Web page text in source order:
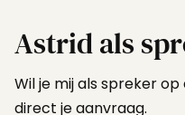
Astrid als
Wil je mij als spreker
direct je aanvraag.